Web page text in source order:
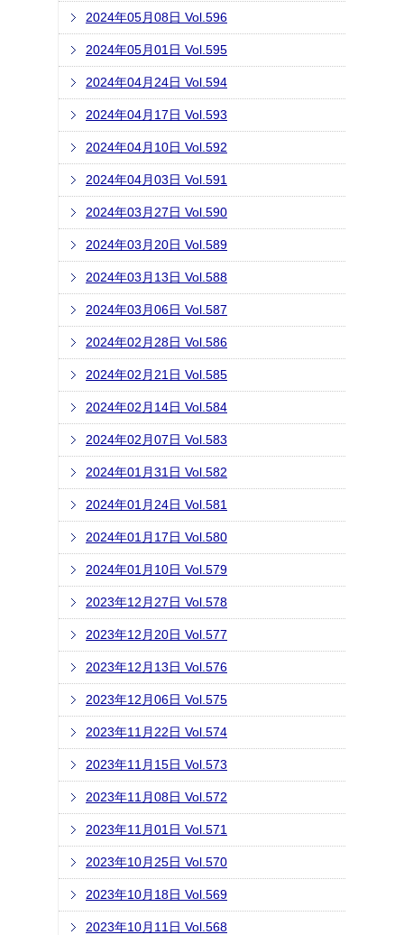
2024年05月08日 Vol.596
2024年05月01日 Vol.595
2024年04月24日 Vol.594
2024年04月17日 Vol.593
2024年04月10日 Vol.592
2024年04月03日 Vol.591
2024年03月27日 Vol.590
2024年03月20日 Vol.589
2024年03月13日 Vol.588
2024年03月06日 Vol.587
2024年02月28日 Vol.586
2024年02月21日 Vol.585
2024年02月14日 Vol.584
2024年02月07日 Vol.583
2024年01月31日 Vol.582
2024年01月24日 Vol.581
2024年01月17日 Vol.580
2024年01月10日 Vol.579
2023年12月27日 Vol.578
2023年12月20日 Vol.577
2023年12月13日 Vol.576
2023年12月06日 Vol.575
2023年11月22日 Vol.574
2023年11月15日 Vol.573
2023年11月08日 Vol.572
2023年11月01日 Vol.571
2023年10月25日 Vol.570
2023年10月18日 Vol.569
2023年10月11日 Vol.568